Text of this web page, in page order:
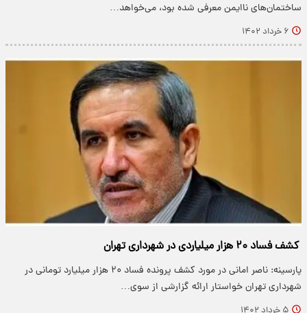
ساختمان‌های ناایمن معرفی شده بود، می‌خواهد…
۶ خرداد ۱۴۰۲
کشف فساد ۲۰ هزار میلیاردی در شهرداری تهران
پارسینه: ناصر امانی در مورد کشف پرونده فساد ۲۰ هزار میلیارد تومانی در
شهرداری تهران خواستار ارائه گزارشی از سوی…